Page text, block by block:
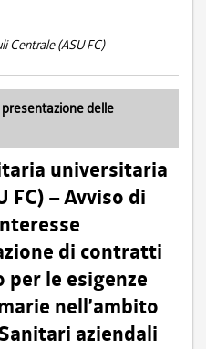
Centrale (ASU FC)
delle
universitaria
FC) – Avviso di
di contratti
le esigenze
nell’ambito
aziendali